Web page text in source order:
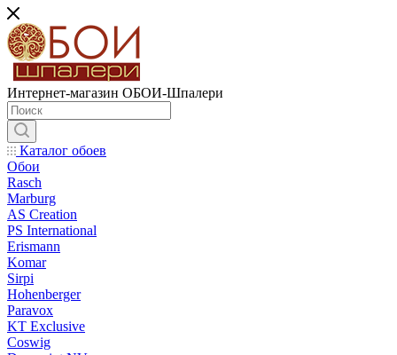
Интернет-магазин ОБОИ-Шпалери
Каталог обоев
Обои
Rasch
Marburg
AS Creation
PS International
Erismann
Komar
Sirpi
Hohenberger
Paravox
KT Exclusive
Coswig